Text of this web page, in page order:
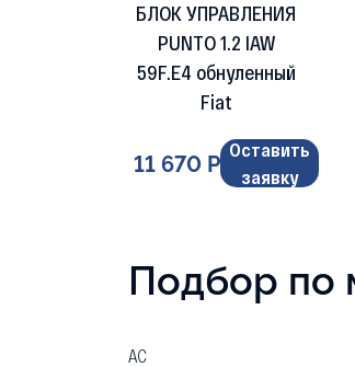
БЛОК УПРАВЛЕНИЯ
PUNTO 1.2 IAW
59F.E4 обнуленный
Fiat
11 670 Р
Оставить
заявку
Подбор по
AC